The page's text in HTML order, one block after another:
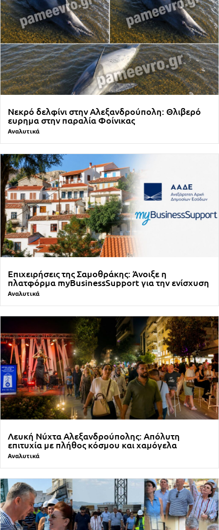
Νεκρό δελφίνι στην Αλεξανδρούπολη: Θλιβερό
ευρημα στην παραλία Φοίνικας
Αναλυτικά
Επιχειρήσεις της Σαμοθράκης: Άνοιξε η
πλατφόρμα myBusinessSupport για την ενίσχυση
Αναλυτικά
Λευκή Νύχτα Αλεξανδρούπολης: Απόλυτη
επιτυχία με πλήθος κόσμου και χαμόγελα
Αναλυτικά